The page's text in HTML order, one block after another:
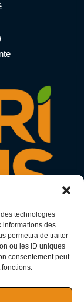
technologies
informations des
permettra de traiter
ou les ID uniques
consentement peut